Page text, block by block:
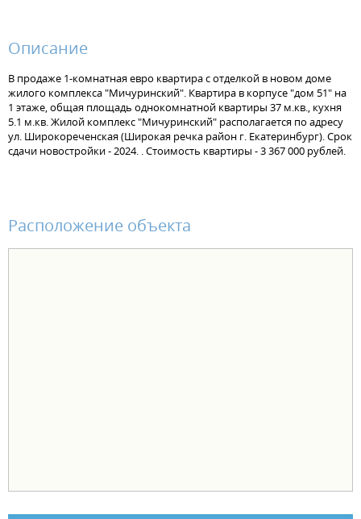
Описание
В продаже 1-комнатная евро квартира с отделкой в новом доме
жилого комплекса "Мичуринский". Квартира в корпусе "дом 51" на
1 этаже, общая площадь однокомнатной квартиры 37 м.кв., кухня
5.1 м.кв. Жилой комплекс "Мичуринский" располагается по адресу
ул. Широкореченская (Широкая речка район г. Екатеринбург). Срок
сдачи новостройки - 2024. . Стоимость квартиры - 3 367 000 рублей.
Расположение объекта